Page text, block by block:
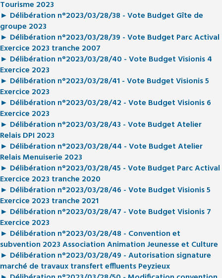
Tourisme 2023
► Délibération n°2023/03/28/38 - Vote Budget Gîte de
groupe 2023
► Délibération n°2023/03/28/39 - Vote Budget Parc Actival
Exercice 2023 tranche 2007
► Délibération n°2023/03/28/40 - Vote Budget Visionis 4
Exercice 2023
► Délibération n°2023/03/28/41 - Vote Budget Visionis 5
Exercice 2023
► Délibération n°2023/03/28/42 - Vote Budget Visionis 6
Exercice 2023
► Délibération n°2023/03/28/43 - Vote Budget Atelier
Relais DPI 2023
► Délibération n°2023/03/28/44 - Vote Budget Atelier
Relais Menuiserie 2023
► Délibération n°2023/03/28/45 - Vote Budget Parc Actival
Exercice 2023 tranche 2020
► Délibération n°2023/03/28/46 - Vote Budget Visionis 5
Exercice 2023 tranche 2021
► Délibération n°2023/03/28/47 - Vote Budget Visionis 7
Exercice 2023
► Délibération n°2023/03/28/48 - Convention et
subvention 2023 Association Animation Jeunesse et Culture
► Délibération n°2023/03/28/49 - Autorisation signature
marché de travaux transfert effluents Peyzieux